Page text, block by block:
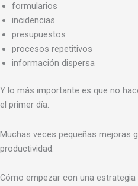
formularios
incidencias
presupuestos
procesos repetitivos
información dispersa
Y lo más importante es que no
el primer día.
Muchas veces pequeñas mejoras
productividad.
Cómo empezar con una